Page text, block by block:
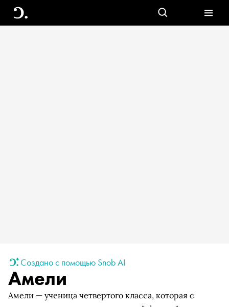
Создано с помощью Snob AI
Амели
Амели — ученица четвертого класса, которая с